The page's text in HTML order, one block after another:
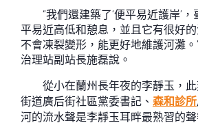
“我們還建築了‘便平易近護岸’
平易近高低和憩息，並且它有很好
不會凍裂變形，能更好地維護河灘
治理站副站長施磊說。
從小在蘭州長年夜的李靜玉，
街道廣后街社區黨委書記、 森和診所
河的流水聲是李靜玉耳畔最熟習的